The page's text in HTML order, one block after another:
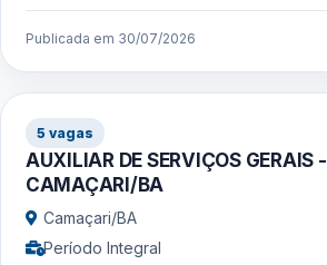
Publicada em 30/07/2026
5 vagas
AUXILIAR DE SERVIÇOS GERAIS -
CAMAÇARI/BA
Camaçari/BA
Período Integral